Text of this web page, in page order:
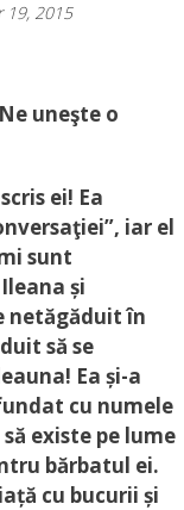
19, 2015
uneşte o
ei! Ea
iar el
sunt
și
netăgăduit în
să se
Ea și-a
cu numele
existe pe lume
bărbatul ei.
cu bucurii și